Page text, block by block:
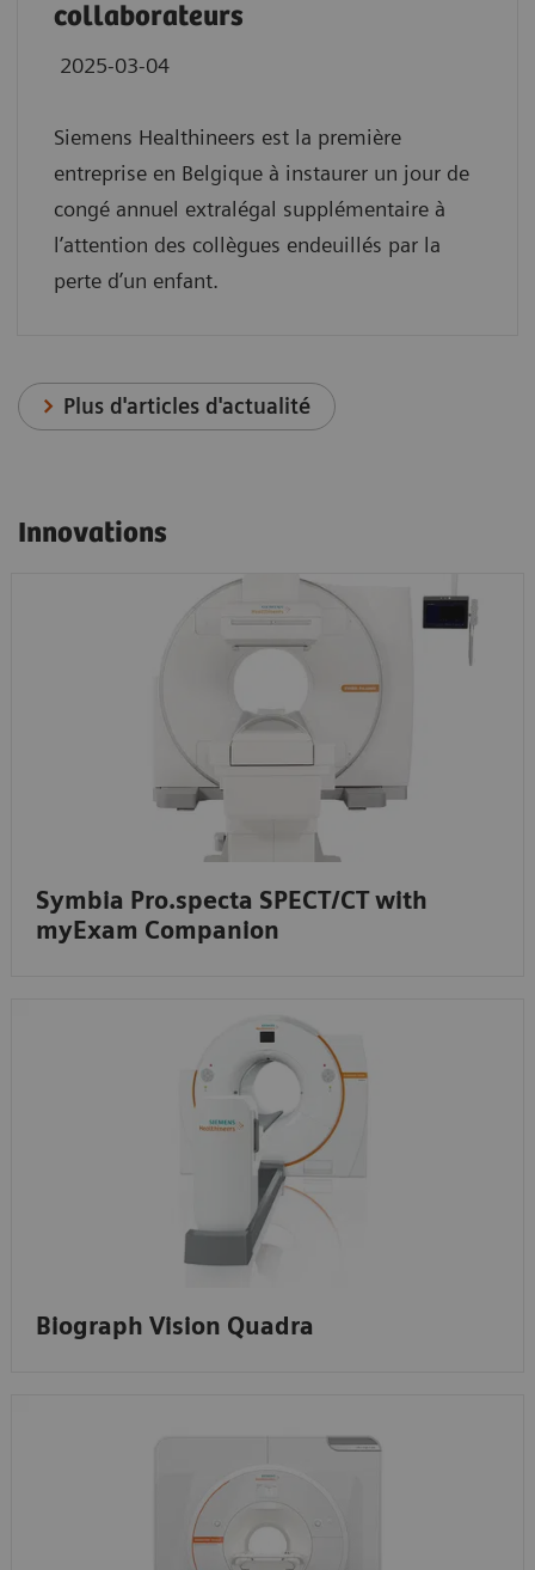
collaborateurs
2025-03-04
Siemens Healthineers est la première
entreprise en Belgique à instaurer un jour de
congé annuel extralégal supplémentaire à
l’attention des collègues endeuillés par la
perte d’un enfant.
Plus d'articles d'actualité
Innovations
Symbia Pro.specta SPECT/CT with
myExam Companion
Biograph Vision Quadra